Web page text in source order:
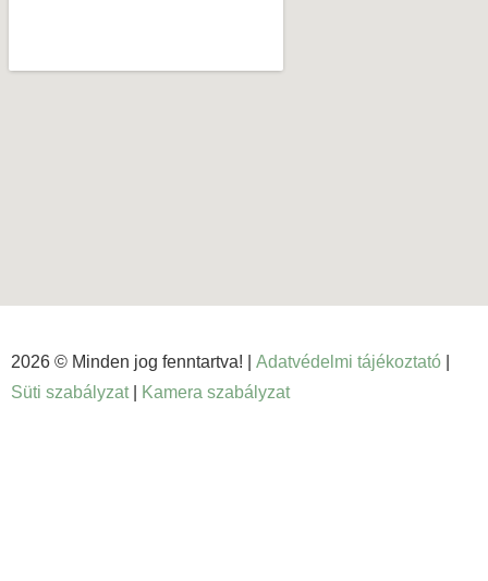
2026 © Minden jog fenntartva! | Adatvédelmi tájékoztató
Süti szabályzat
Kamera szabályzat